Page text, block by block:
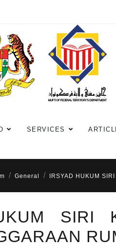
SERVICES
General IRSYAD HUKUM
SIRI